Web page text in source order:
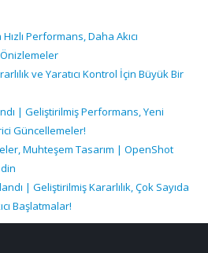
Performans, Daha Akıcı
ve Yaratıcı Kontrol İçin Büyük Bir
| Geliştirilmiş Performans, Yeni
Güncellemeler!
Muhteşem Tasarım | OpenShot
| Geliştirilmiş Kararlılık, Çok Sayıda
Başlatmalar!